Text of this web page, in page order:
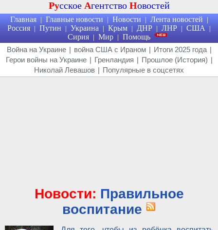
Русское Агентство Новостей
Главная | Главные новости | Новости | Лента новостей |
Россия | Путин | Украина | Крым | ДНР | ЛНР | США |
Сирия | Мир | Помощь
Война на Украине | война США с Ираном | Итоги 2025 года |
Герои войны на Украине | Гренландия | Прошлое (История) |
Николай Левашов | Популярные в соцсетях
Новости: Правильное
воспитание